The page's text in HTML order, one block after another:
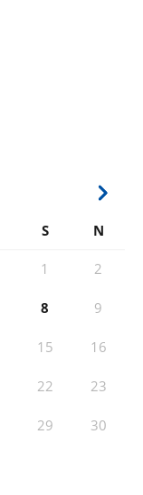
S N
1 2
8 9
15 16
22 23
29 30